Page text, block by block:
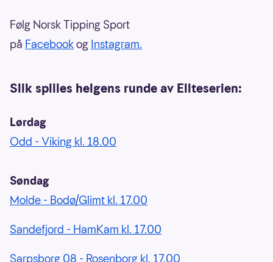
Følg Norsk Tipping Sport
på Facebookog Instagram.
Slik spilles helgens runde av Eliteserien:
Lørdag
Odd - Viking kl. 18.00
Søndag
Molde - Bodø/Glimt kl. 17.00
Sandefjord - HamKam kl. 17.00
Sarpsborg 08 - Rosenborg kl. 17.00